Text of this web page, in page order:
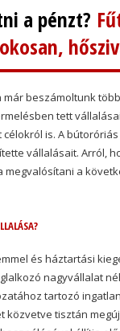
a pénzt?
beszámoltunk
tett
célokról is. A
vállalásait. Arról,
megvalósítani a
és háztartási
nagyvállalat
tartozó
közvetve tisztán